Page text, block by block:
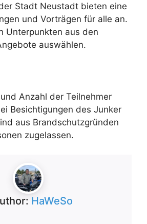
Stadt Neustadt bieten eine
und Vorträgen für alle an.
Unterpunkten aus den
auswählen.
Anzahl der Teilnehmer
Besichtigungen des Junker
aus Brandschutzgründen
zugelassen.
HaWeSo